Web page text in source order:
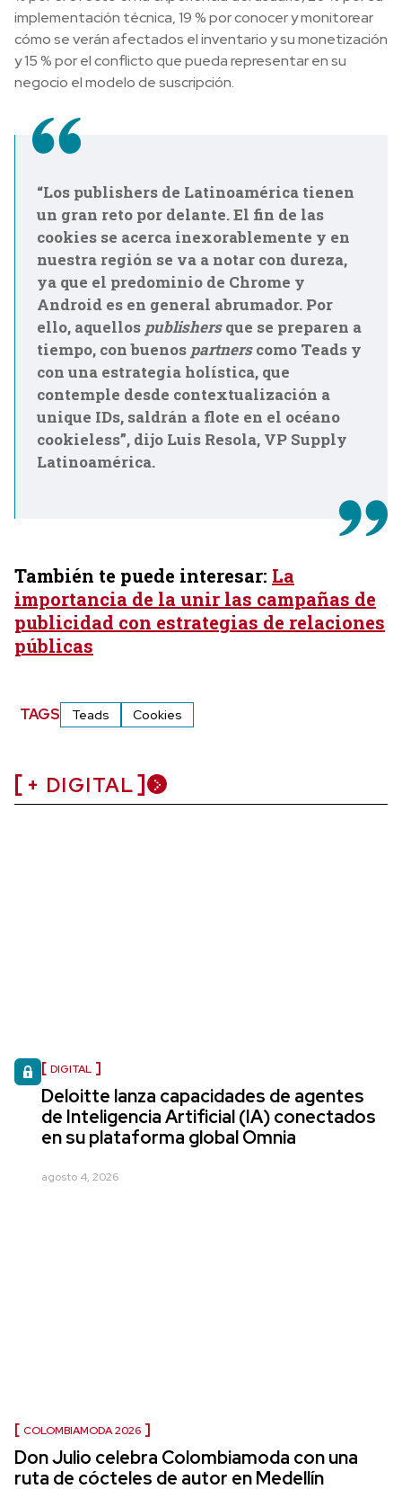
implementación técnica, 19 % por conocer y monitorear
cómo se verán afectados el inventario y su monetización
y 15 % por el conflicto que pueda representar en su
negocio el modelo de suscripción.
“Los publishers de Latinoamérica tienen
un gran reto por delante. El fin de las
cookies se acerca inexorablemente y en
nuestra región se va a notar con dureza,
ya que el predominio de Chrome y
Android es en general abrumador. Por
ello, aquellos publishersque se preparen a
tiempo, con buenos partnerscomo Teads y
con una estrategia holística, que
contemple desde contextualización a
unique IDs, saldrán a flote en el océano
cookieless”, dijo Luis Resola, VP Supply
Latinoamérica.
También te puede interesar: La
importancia de la unir las campañas de
publicidad con estrategias de relaciones
públicas
TAGS Teads Cookies
+ DIGITAL
DIGITAL
Deloitte lanza capacidades de agentes
de Inteligencia Artificial (IA) conectados
en su plataforma global Omnia
agosto 4, 2026
COLOMBIAMODA 2026
Don Julio celebra Colombiamoda con una
ruta de cócteles de autor en Medellín